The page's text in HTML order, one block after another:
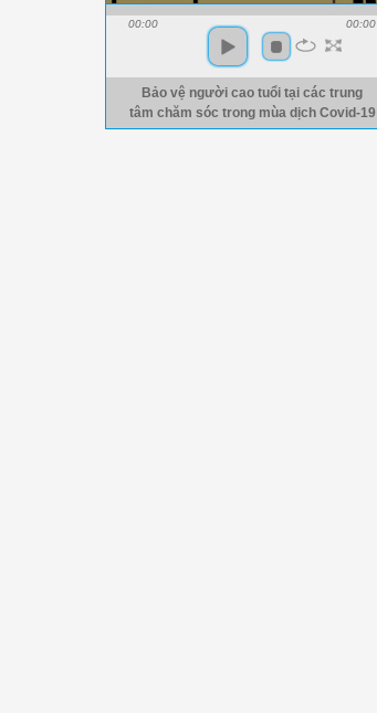
00:00 00:00
Bảo vệ người cao tuổi tại các trung
tâm chăm sóc trong mùa dịch Covid-19